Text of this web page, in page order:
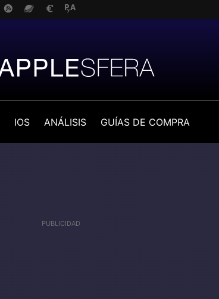
IOS ANÁLISIS GUÍAS DE COMPRA